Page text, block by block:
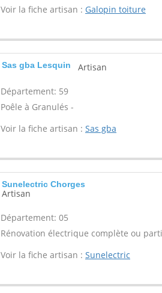
Voir la fiche artisan : Galopin toiture
Sas gba Lesquin Artisan
Département: 59
Poêle à Granulés -
Voir la fiche artisan : Sas gba
Sunelectric Chorges
Artisan
Département: 05
Rénovation électrique complète ou
Voir la fiche artisan : Sunelectric